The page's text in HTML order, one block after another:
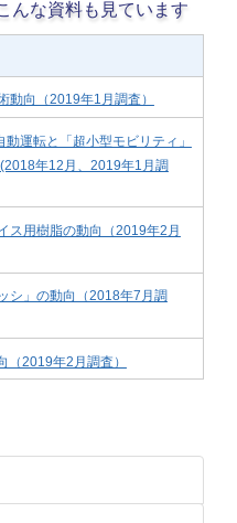
んな資料も見ています
動向（2019年1月調査）
動運転と「超小型モビリティ」
年12月、2019年1月調
ス用樹脂の動向（2019年2月
シ」の動向（2018年7月調
（2019年2月調査）